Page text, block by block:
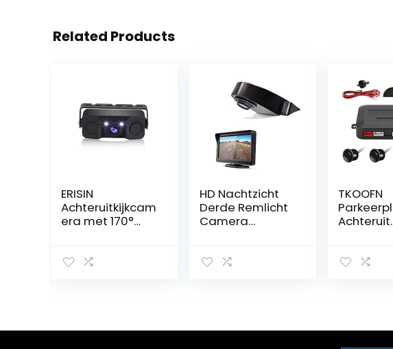
Related Products
ERISIN
Achteruitkijkcam
era met 170°
e
HD Nachtzicht
Derde Remlicht
Camera
inch LCD Monitor
Transporters
TKOOFN
Achteruit